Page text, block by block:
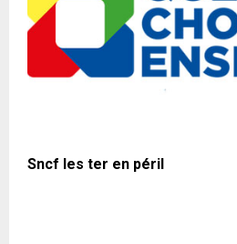
Sncf les ter en péril